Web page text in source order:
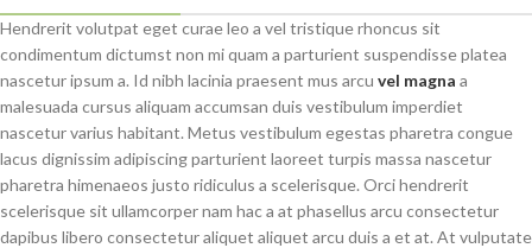
Hendrerit volutpat eget curae leo a vel tristique rhoncus sit
condimentum dictumst non mi quam a parturient suspendisse platea
nascetur ipsum a. Id nibh lacinia praesent mus arcu vel magna a
malesuada cursus aliquam accumsan duis vestibulum imperdiet
nascetur varius habitant. Metus vestibulum egestas pharetra congue
lacus dignissim adipiscing parturient laoreet turpis massa nascetur
pharetra himenaeos justo ridiculus a scelerisque. Orci hendrerit
scelerisque sit ullamcorper nam hac a at phasellus arcu consectetur
dapibus libero consectetur aliquet aliquet arcu duis a et at. At vulputate